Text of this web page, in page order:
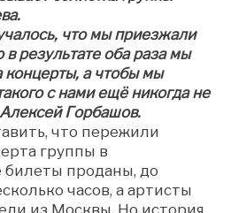
что мы приезжали
в результате оба раза мы
концерты, а чтобы мы
с нами ещё никогда не
Горбашов.
что пережили
группы в
билеты проданы, до
часов, а артисты
из Москвы. Но история